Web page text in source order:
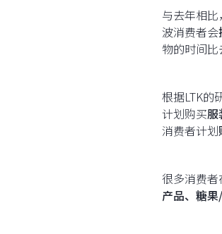
与去年相
波消费者会
物的时间比
根据LTK的
计划购买服
消费者计划
很多消费者
产品、糖果